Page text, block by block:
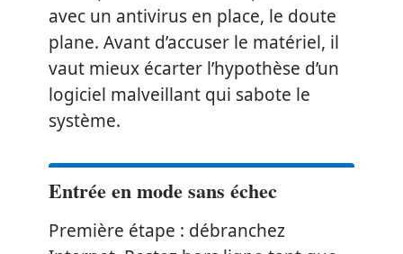
avec un antivirus en place, le doute
plane. Avant d’accuser le matériel, il
vaut mieux écarter l’hypothèse d’un
logiciel malveillant qui sabote le
système.
Entrée en mode sans échec
Première étape : débranchez